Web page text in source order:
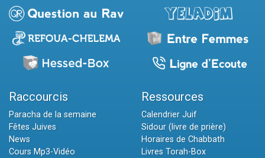
Raccourcis
Paracha de la semaine
Fêtes Juives
News
Cours Mp3-Vidéo
Ressources
Calendrier Juif
Sidour (livre de prière)
Horaires de Chabbath
Livres Torah-Box